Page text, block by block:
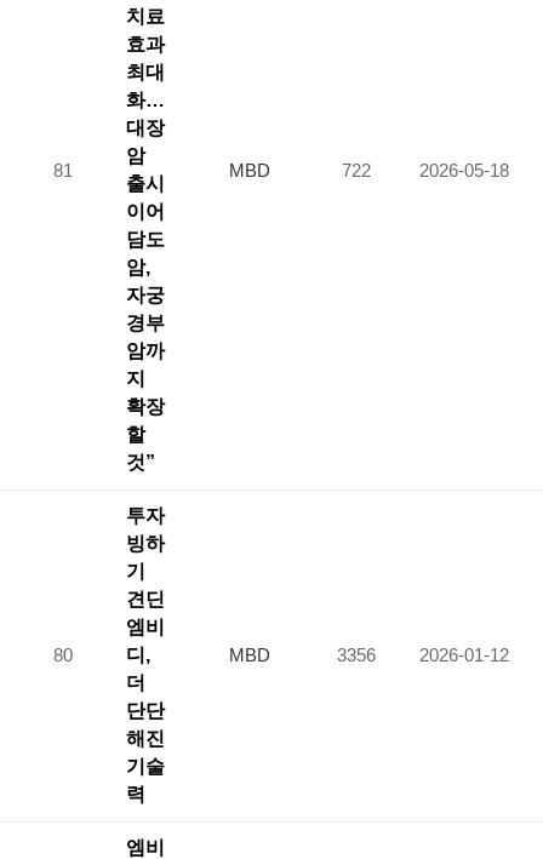
81
치료
효과
최대
화…
대장
암
출시
이어
담도
암,
자궁
경부
암까
지
확장
할
것”
MBD 722 2026-05-18
80
투자
빙하
기
견딘
엠비
디,
더
단단
해진
기술
력
MBD 3356 2026-01-12
엠비